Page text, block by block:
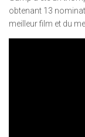
obtenant 13
meilleur film et du